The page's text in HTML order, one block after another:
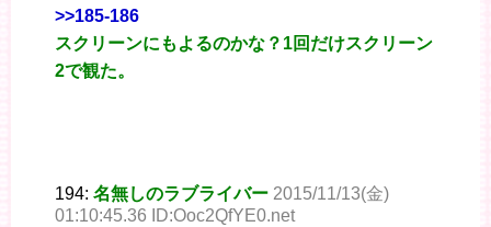
>>185-186
スクリーンにもよるのかな？1回だけスクリーン
2で観た。
194: 名無しのラブライバー 2015/11/13(金)
01:10:45.36 ID:Ooc2QfYE0.net